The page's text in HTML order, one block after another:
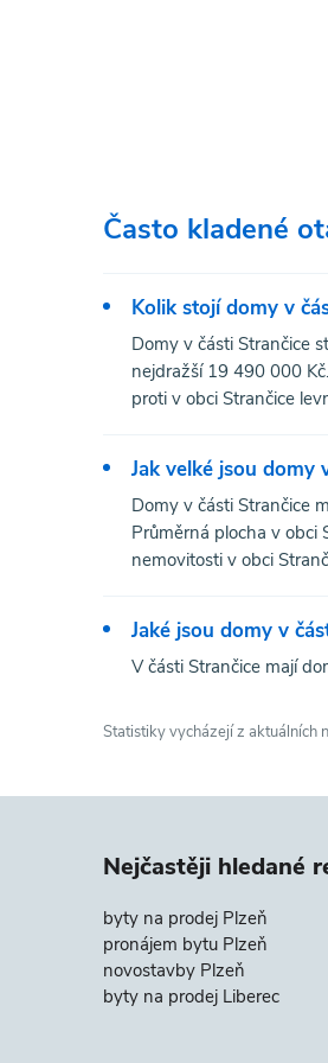
Často kladené
Kolik stojí domy v
Domy v části Strančice
nejdražší 19 490 000
proti v obci Strančice
Jak velké jsou domy
Domy v části Strančice
Průměrná plocha v obci
nemovitosti v obci
Jaké jsou domy v
V části Strančice mají
Statistiky vycházejí z aktuálních
Nejčastěji hledané
byty na prodej Plzeň
pronájem bytu Plzeň
novostavby Plzeň
byty na prodej Liberec